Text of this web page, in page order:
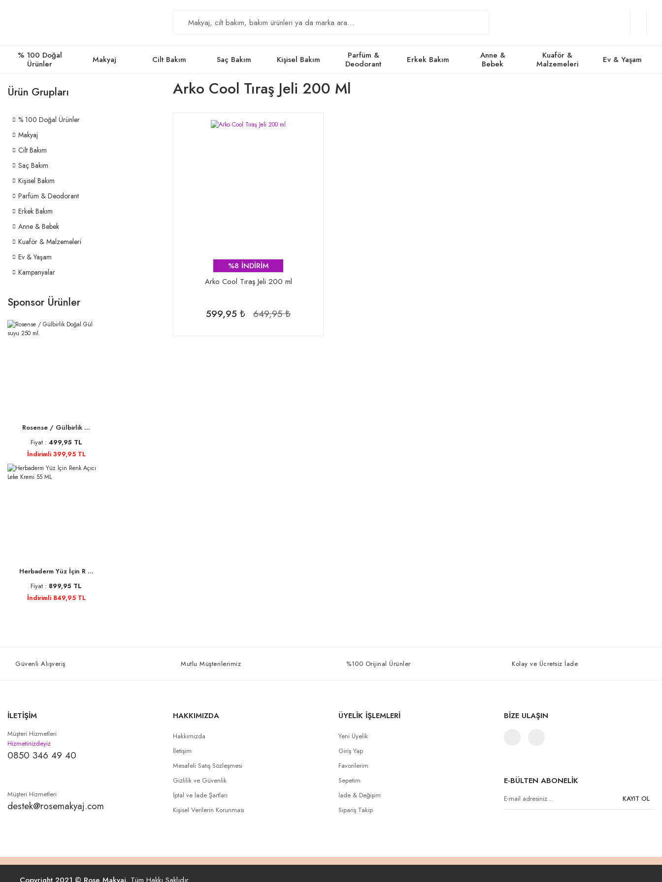
% 100 Doğal
Ürünler
Makyaj Cilt Bakım Saç Bakım Kişisel Bakım
Parfüm &
Deodorant
Erkek Bakım
Anne &
Bebek
Kuaför &
Malzemeleri
Ev & Yaşam
Ürün Grupları
% 100 Doğal Ürünler
Makyaj
Cilt Bakım
Saç Bakım
Kişisel Bakım
Parfüm & Deodorant
Erkek Bakım
Anne & Bebek
Kuaför & Malzemeleri
Ev & Yaşam
Kampanyalar
Sponsor Ürünler
Rosense / Gülbirlik ...
Fiyat : 499,95 TL
İndirimli 399,95 TL
Herbaderm Yüz İçin R ...
Fiyat : 899,95 TL
İndirimli 849,95 TL
Arko Cool Tıraş Jeli 200 Ml
%8 İNDİRİM
Arko Cool Tıraş Jeli 200 ml
599,95 ₺ 649,95 ₺
Güvenli Alışveriş Mutlu Müşterilerimiz %100 Orijinal Ürünler Kolay ve Ücretsiz İade
İLETİŞİM
Müşteri Hizmetleri
Hizmetinizdeyiz
0850 346 49 40
Müşteri Hizmetleri
destek@rosemakyaj.com
HAKKIMIZDA
Hakkımızda
İletişim
Mesafeli Satış Sözleşmesi
Gizlilik ve Güvenlik
İptal ve İade Şartları
Kişisel Verilerin Korunması
ÜYELİK İŞLEMLERİ
Yeni Üyelik
Giriş Yap
Favorilerim
Sepetim
İade & Değişim
Sipariş Takip
BİZE ULAŞIN
E-BÜLTEN ABONELİK
KAYIT OL